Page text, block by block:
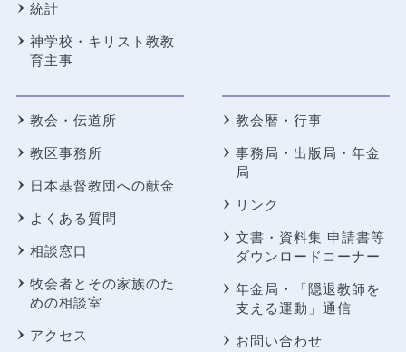
統計
神学校・キリスト教教
育主事
教会・伝道所
教区事務所
日本基督教団への献金
よくある質問
相談窓口
牧会者とその家族のた
めの相談室
アクセス
教会暦・行事
事務局・出版局・年金
局
リンク
文書・資料集 申請書等
ダウンロードコーナー
年金局・
「隠退教師を
支える運動」通信
お問い合わせ